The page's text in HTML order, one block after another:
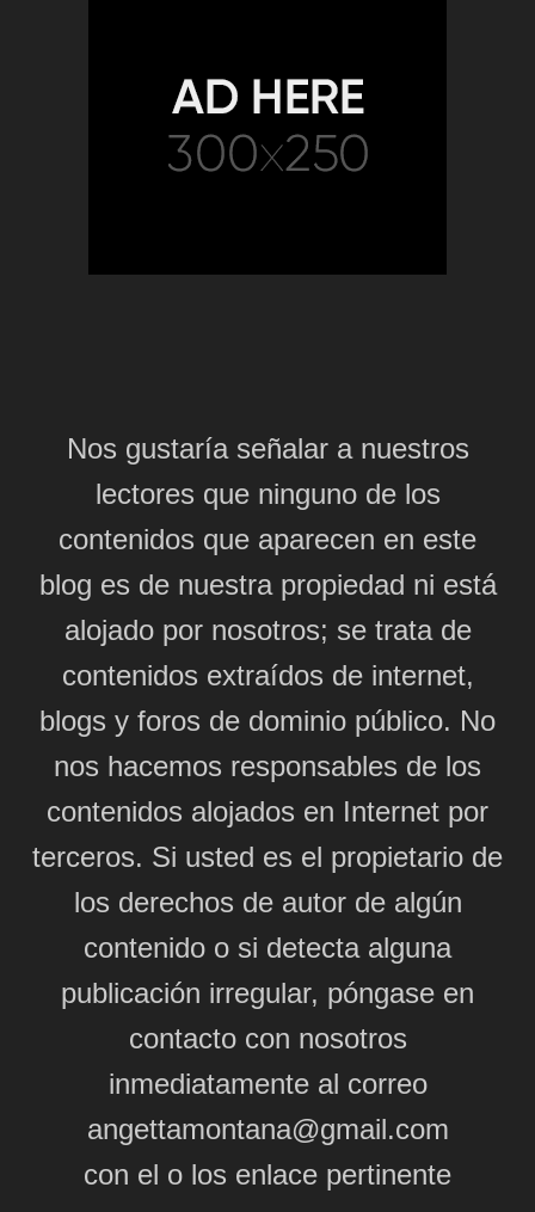
Nos gustaría señalar a nuestros
lectores que ninguno de los
contenidos que aparecen en este
blog es de nuestra propiedad ni está
alojado por nosotros; se trata de
contenidos extraídos de internet,
blogs y foros de dominio público. No
nos hacemos responsables de los
contenidos alojados en Internet por
terceros. Si usted es el propietario de
los derechos de autor de algún
contenido o si detecta alguna
publicación irregular, póngase en
contacto con nosotros
inmediatamente al correo
angettamontana@gmail.com
con el o los enlace pertinente